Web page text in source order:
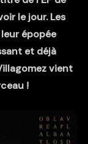
le jour. Les
épopée
et déjà
vient
!